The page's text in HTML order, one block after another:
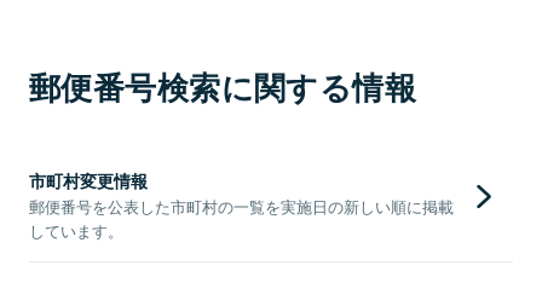
郵便番号検索に関する情報
市町村変更情報
郵便番号を公表した市町村の一覧を実施日の新しい順に掲載
しています。